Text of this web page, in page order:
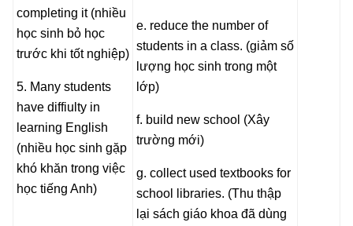
completing it (nhiều
học sinh bỏ học
trước khi tốt nghiệp)
5. Many students
have diffiulty in
learning English
(nhiều học sinh gặp
khó khăn trong việc
học tiếng Anh)
e. reduce the number of
students in a class. (giảm số
lượng học sinh trong một
lớp)
f. build new school (Xây
trường mới)
g. collect used textbooks for
school libraries. (Thu thập
lại sách giáo khoa đã dùng